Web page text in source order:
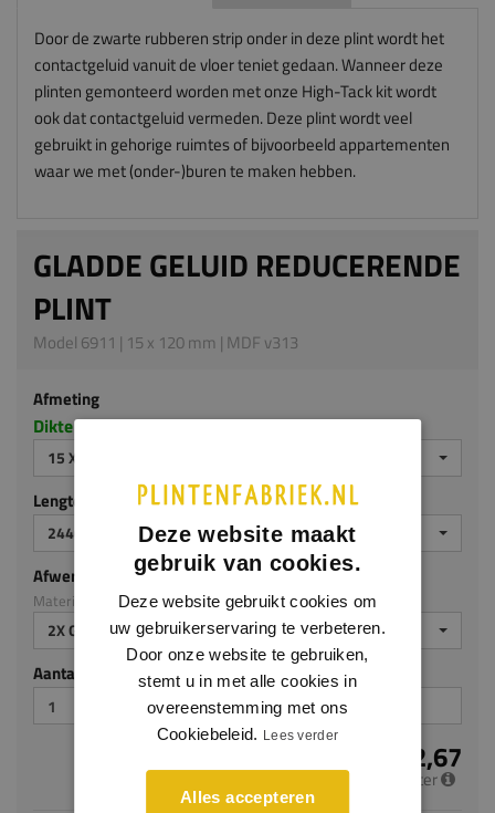
Door de zwarte rubberen strip onder in deze plint wordt het
contactgeluid vanuit de vloer teniet gedaan. Wanneer deze
plinten gemonteerd worden met onze High-Tack kit wordt
ook dat contactgeluid vermeden. Deze plint wordt veel
gebruikt in gehorige ruimtes of bijvoorbeeld appartementen
waar we met (onder-)buren te maken hebben.
GLADDE GELUID REDUCERENDE
PLINT
Model 6911 | 15 x 120 mm | MDF v313
Afmeting
Dikte x hoogte in millimeters
15 X 120 MM
Lengte (mm)
2440 MM
Afwerking
Materiaal: MDF v313
2X GEGROND
Aantal stuks
€ 12,67
per meter
Deze website maakt
gebruik van cookies.
Deze website gebruikt cookies om
uw gebruikerservaring te verbeteren.
Door onze website te gebruiken,
stemt u in met alle cookies in
overeenstemming met ons
Cookiebeleid. Lees verder
Alles accepteren